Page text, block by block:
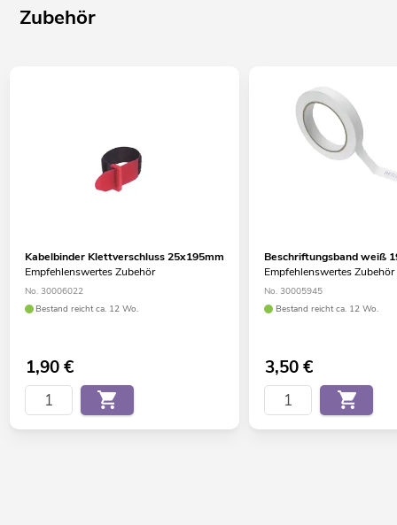
Zubehör
Kabelbinder Klettverschluss 25x195mm
Empfehlenswertes Zubehör
No. 30006022
Bestand reicht ca. 12 Wo.
1,90€
Beschriftungsband weiß
Empfehlenswertes Zubehör
No. 30005945
Bestand reicht ca. 12 Wo.
3,50€